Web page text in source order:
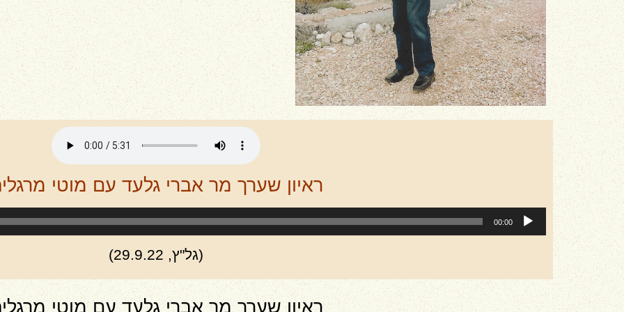
ראיון שערך מר אברי גלעד עם מוטי
נגן
אודיו
00:00
(גל"ץ, 29.9.22)
ראיון שערך מר אברי גלעד עם מוטי